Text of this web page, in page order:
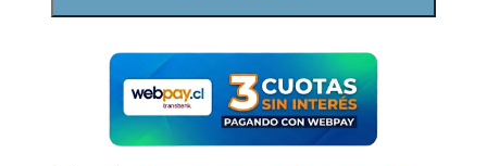
Chevrolet
New
Colorado
WT/LTZ